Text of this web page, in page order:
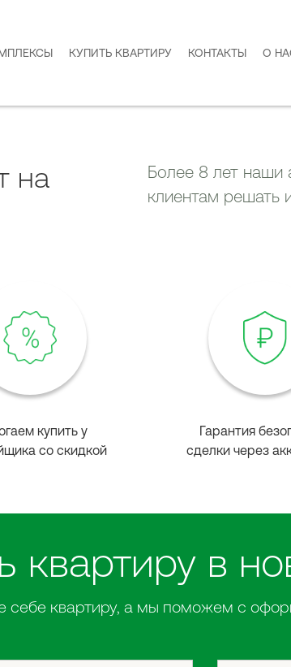
КУПИТЬ КВАРТИРУ КОНТАКТЫ О
на
Более 8 лет наши
клиентам решать
купить у
со скидкой
Гарантия
сделки через
квартиру в
себе квартиру, а мы поможем с